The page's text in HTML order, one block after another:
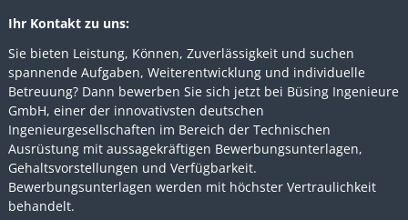
Ihr Kontakt zu uns:
Sie bieten Leistung, Können, Zuverlässigkeit und suchen
spannende Aufgaben, Weiterentwicklung und individuelle
Betreuung? Dann bewerben Sie sich jetzt bei Büsing Ingenieure
GmbH, einer der innovativsten deutschen
Ingenieurgesellschaften im Bereich der Technischen
Ausrüstung mit aussagekräftigen Bewerbungsunterlagen,
Gehaltsvorstellungen und Verfügbarkeit.
Bewerbungsunterlagen werden mit höchster Vertraulichkeit
behandelt.